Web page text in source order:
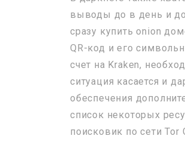
выводы до в день и
сразу купить onion
QR-код и его
счет на Kraken,
ситуация касается и
обеспечения
список некоторых
поисковик по сети Tor